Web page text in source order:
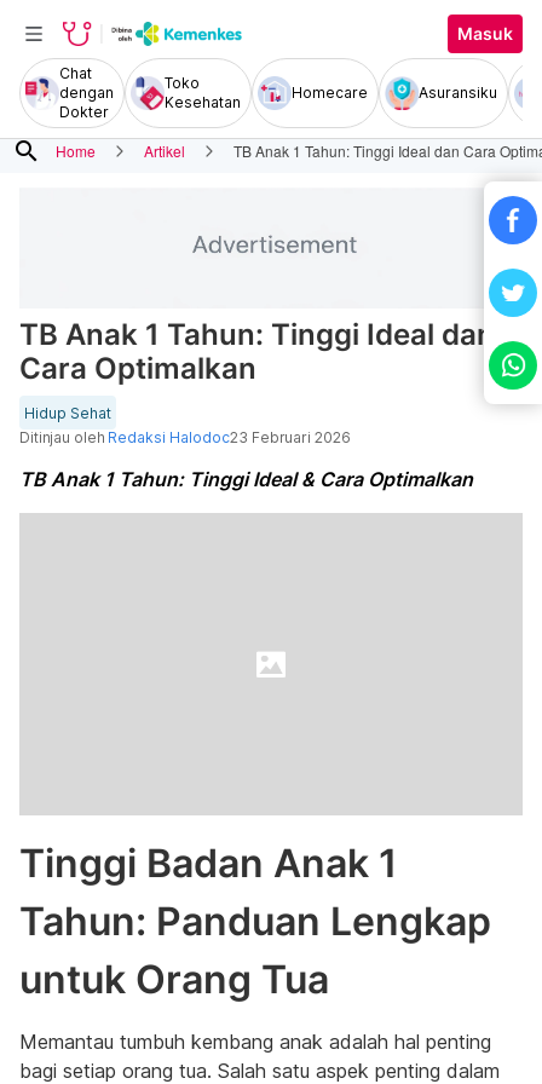
Masuk
Chat
dengan
Dokter
Toko
Kesehatan
Homecare Asuransiku
search Home Artikel TB Anak 1 Tahun: Tinggi Ideal dan Cara
TB Anak 1 Tahun: Tinggi Ideal dan
Cara Optimalkan
Hidup Sehat
Ditinjau oleh Redaksi Halodoc23 Februari 2026
TB Anak 1 Tahun: Tinggi Ideal & Cara Optimalkan
Tinggi Badan Anak 1
Tahun: Panduan Lengkap
untuk Orang Tua
Memantau tumbuh kembang anak adalah hal penting
bagi setiap orang tua. Salah satu aspek penting dalam